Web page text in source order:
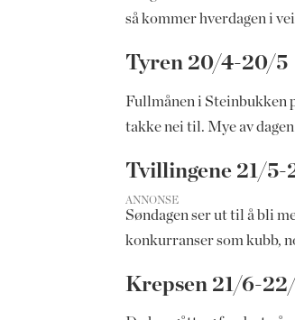
så kommer hverdagen i
Tyren 20/4-20/5
Fullmånen i Steinbukken
takke nei til. Mye av
Tvillingene 21/5-
ANNONSE
Søndagen ser ut til å bli
konkurranser som kubb,
Krepsen 21/6-